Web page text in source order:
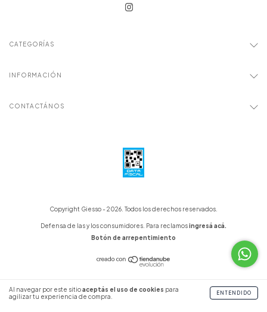
Al navegar por este sitioaceptás el uso de cookies para
agilizar tu experiencia de compra.
ENTENDIDO
CATEGORÍAS
INFORMACIÓN
CONTACTÁNOS
Copyright Giesso - 2026. Todos los derechos reservados.
Defensa de las y los consumidores. Para reclamosingresá acá.
Botón de arrepentimiento